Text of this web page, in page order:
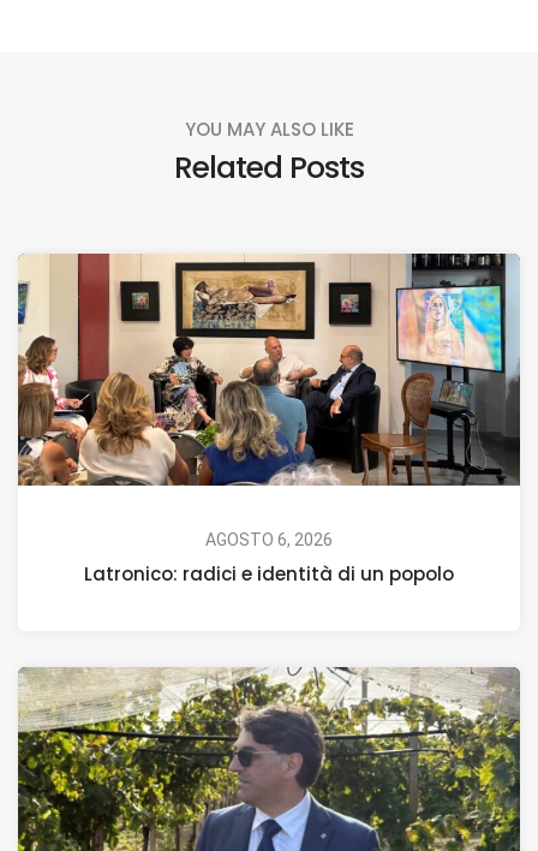
YOU MAY ALSO LIKE
Related Posts
AGOSTO 6, 2026
Latronico: radici e identità di un popolo